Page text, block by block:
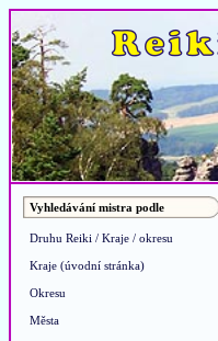
Vyhledávání mistra podle
Druhu Reiki / Kraje / okresu
Kraje (úvodní stránka)
Okresu
Města